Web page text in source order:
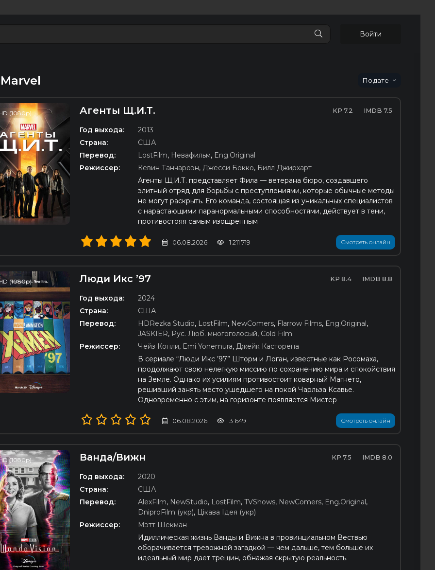
Войти
Marvel дате
(1080p) Агенты Щ.И.Т. 7.2 7.5
Год выхода:
2013
Страна:
США
Перевод:
LostFilm, Невафильм, Eng.Original
Режиссер:
Кевин Танчароэн, Джесси Бокко, Билл Джирхарт
Агенты Щ.И.Т. представляет Фила — ветерана бюро, создавшего
элитный отряд для борьбы с преступлениями, которые обычные методы
не могут раскрыть. Его команда, состоящая из уникальных специалистов
с нарастающими паранормальными способностями, действует в тени,
противостояя самым изощренным
06.08.2026 1 211 719 Смотреть онлайн
(1080p) Люди Икс ’97 8.4 8.8
Год выхода:
2024
Страна:
США
Перевод:
HDRezka Studio, LostFilm, NewComers, Flarrow Films, Eng.Original,
JASKIER, Рус. Люб. многоголосый, Cold Film
Режиссер:
Чейз Конли, Emi Yonemura, Джейк Касторена
В сериале “Люди Икс ’97” Шторм и Логан, известные как Росомаха,
продолжают свою нелегкую миссию по сохранению мира и спокойствия
на Земле. Однако их усилиям противостоит коварный Магнето,
решивший занять место ушедшего на покой Чарльза Ксавье.
Одновременно с этим, на горизонте появляется Мистер
06.08.2026 3 649 Смотреть онлайн
(1080p) Ванда/Вижн 7.5 8.0
Год выхода:
2020
Страна:
США
Перевод:
AlexFilm, NewStudio, LostFilm, TVShows, NewComers, Eng.Original,
DniproFilm (укр), Цікава Ідея (укр)
Режиссер:
Мэтт Шекман
Идиллическая жизнь Ванды и Вижна в провинциальном Вествью
оборачивается тревожной загадкой — чем дальше, тем больше их
идеальный мир дает трещин, обнажая скрытую реальность.